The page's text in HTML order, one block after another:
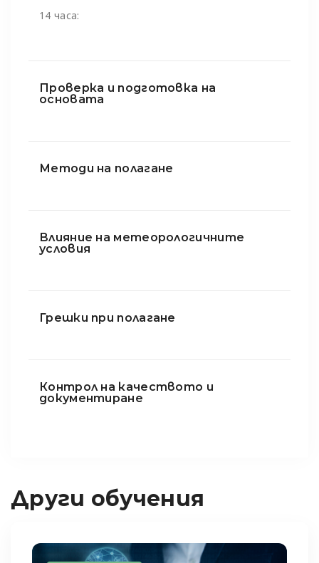
14 часа:
Проверка и подготовка на
основата
Методи на полагане
Влияние на метеорологичните
условия
Грешки при полагане
Контрол на качеството и
документиране
Други обучения